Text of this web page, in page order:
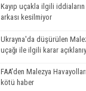
Kayıp uçakla ilgili iddiaların
arkası kesilmiyor
Ukrayna'da düşürülen
uçağı ile ilgili karar
FAA'den Malezya
kötü haber